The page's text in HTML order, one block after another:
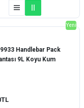
Yeni
Handlebar Pack
9L Koyu Kum